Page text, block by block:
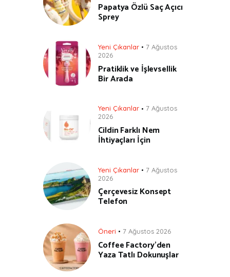
Papatya Özlü Saç Açıcı
Sprey
Yeni Çıkanlar
7 Ağustos
2026
Pratiklik ve İşlevsellik
Bir Arada
Yeni Çıkanlar
7 Ağustos
2026
Cildin Farklı Nem
İhtiyaçları İçin
Yeni Çıkanlar
7 Ağustos
2026
Çerçevesiz Konsept
Telefon
Öneri 7 Ağustos 2026
Coffee Factory’den
Yaza Tatlı Dokunuşlar